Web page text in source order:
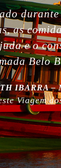
of
thanks for
NURMI |